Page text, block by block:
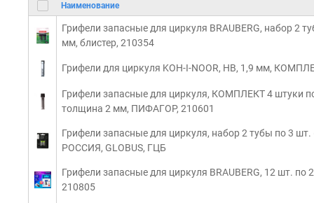
Наименование
Грифели запасные для циркуля BRAUBERG, набор 2
мм, блистер, 210354
Грифели для циркуля KOH-I-NOOR, НВ, 1,9 мм,
Грифели запасные для циркуля, КОМПЛЕКТ 4 штуки
толщина 2 мм, ПИФАГОР, 210601
Грифели запасные для циркуля, набор 2 тубы по 3
РОССИЯ, GLOBUS, ГЦБ
Грифели запасные для циркуля BRAUBERG, 12 шт.
210805